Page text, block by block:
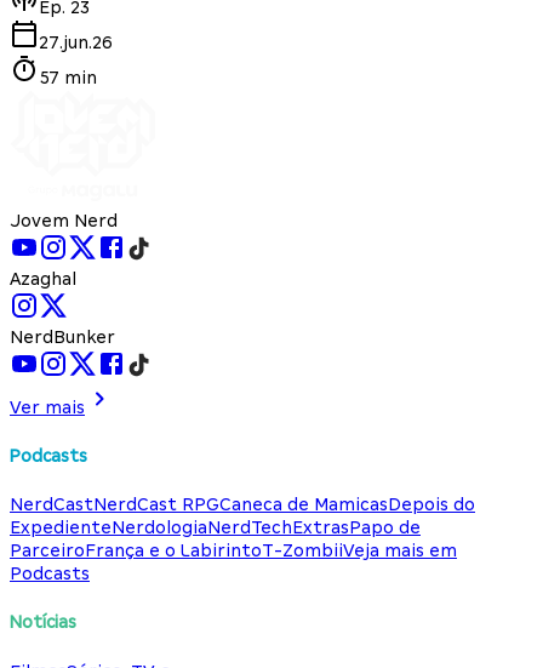
Ep. 23
27.jun.26
57 min
Jovem Nerd
Azaghal
NerdBunker
Ver mais
Podcasts
NerdCastNerdCast RPGCaneca de MamicasDepois do
ExpedienteNerdologiaNerdTechExtrasPapo de
ParceiroFrança e o LabirintoT-ZombiiVeja mais em
Podcasts
Notícias